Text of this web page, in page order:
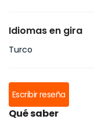
Idiomas en gira
Turco
Escribir reseña
Qué saber